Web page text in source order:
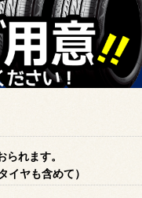
れます。
イヤも含めて）